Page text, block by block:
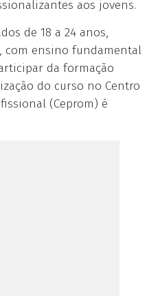
aos jovens.
de 18 a 24 anos,
com ensino fundamental
da formação
do curso no Centro
(Ceprom) é